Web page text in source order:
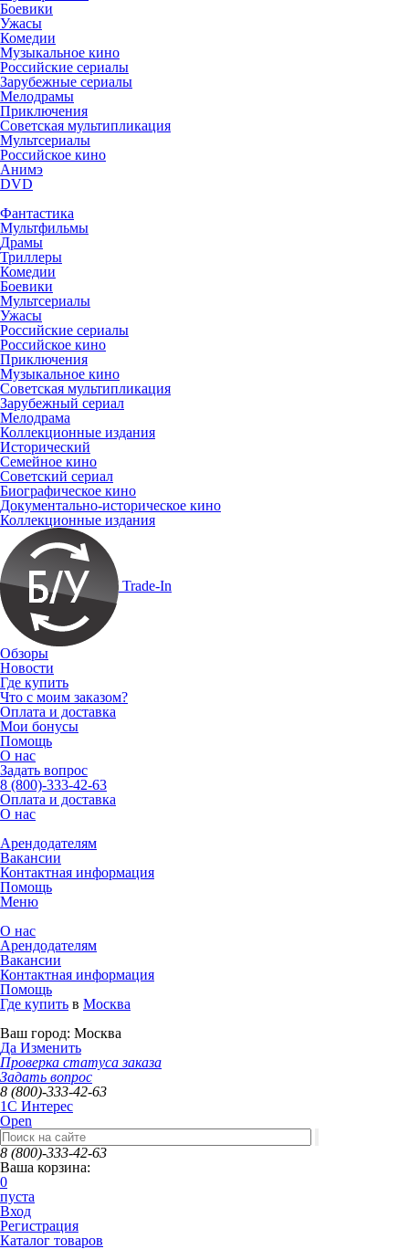
Боевики
Ужасы
Комедии
Музыкальное кино
Российские сериалы
Зарубежные сериалы
Мелодрамы
Приключения
Советская мультипликация
Мультсериалы
Российское кино
Анимэ
DVD
Фантастика
Мультфильмы
Драмы
Триллеры
Комедии
Боевики
Мультсериалы
Ужасы
Российские сериалы
Российское кино
Приключения
Музыкальное кино
Советская мультипликация
Зарубежный сериал
Мелодрама
Коллекционные издания
Исторический
Семейное кино
Советский сериал
Биографическое кино
Документально-историческое кино
Коллекционные издания
Trade-In
Обзоры
Новости
Где купить
Что с моим заказом?
Оплата и доставка
Мои бонусы
Помощь
О нас
Задать вопрос
8 (800)-333-42-63
Оплата и доставка
О нас
Арендодателям
Вакансии
Контактная информация
Помощь
Меню
О нас
Арендодателям
Вакансии
Контактная информация
Помощь
Где купить в Москва
Ваш город: Москва
Да Изменить
Проверка статуса заказа
Задать вопрос
8 (800)-333-42-63
1C Интерес
Open
8 (800)-333-42-63
Ваша корзина:
0
пуста
Вход
Регистрация
Каталог товаров